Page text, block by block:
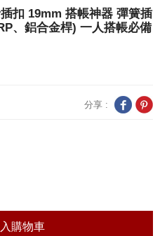
扣 19mm 搭帳神器 彈簧插
、鋁合金桿) 一人搭帳必備
分享 :
購物車